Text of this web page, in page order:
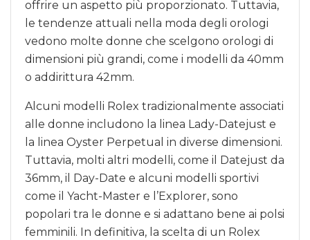
offrire un aspetto più proporzionato. Tuttavia,
le tendenze attuali nella moda degli orologi
vedono molte donne che scelgono orologi di
dimensioni più grandi, come i modelli da 40mm
o addirittura 42mm.
Alcuni modelli Rolex tradizionalmente associati
alle donne includono la linea Lady-Datejust e
la linea Oyster Perpetual in diverse dimensioni.
Tuttavia, molti altri modelli, come il Datejust da
36mm, il Day-Date e alcuni modelli sportivi
come il Yacht-Master e l’Explorer, sono
popolari tra le donne e si adattano bene ai polsi
femminili. In definitiva, la scelta di un Rolex